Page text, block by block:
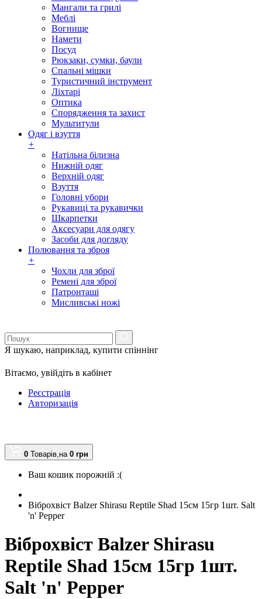
Мангали та грилі
Меблі
Вогнище
Намети
Посуд
Рюкзаки, сумки, баули
Спальні мішки
Туристичний інструмент
Ліхтарі
Оптика
Спорядження та захист
Мультитули
Одяг і взуття
+
Натільна білизна
Нижній одяг
Верхній одяг
Взуття
Головні убори
Рукавиці та рукавички
Шкарпетки
Аксесуари для одягу
Засоби для догляду
Полювання та зброя
+
Чохли для зброї
Ремені для зброї
Патронташі
Мисливські ножі
Я шукаю, наприклад, купити спіннінг
Вітаємо, увійдіть в кабінет
Реєстрація
Авторизація
0 Товарів,на 0 грн
Ваш кошик порожній :(
Віброхвіст Balzer Shirasu Reptile Shad 15см 15гр 1шт. Salt
'n' Pepper
Віброхвіст Balzer Shirasu
Reptile Shad 15см 15гр 1шт.
Salt 'n' Pepper